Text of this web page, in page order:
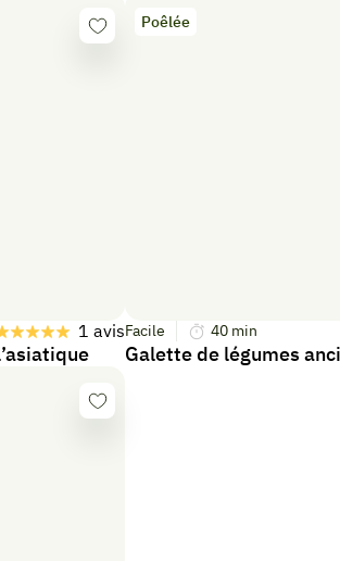
1 avis
Poêlée
Facile 40 min
Galette de légumes